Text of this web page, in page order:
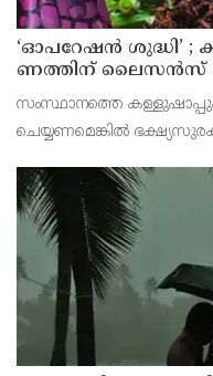
‘ഓ​പ​റേ​ഷ​ൻ ശു​ദ്ധി’ ;
ണ​ത്തി​ന് ലൈ​സ​ൻ​സ്
സംസ്ഥാനത്തെ
ചെയ്യണമെങ്കിൽ
പരിശോധന നടത്താനും
ചെയ്യുന്ന സ്ഥാപനങ്